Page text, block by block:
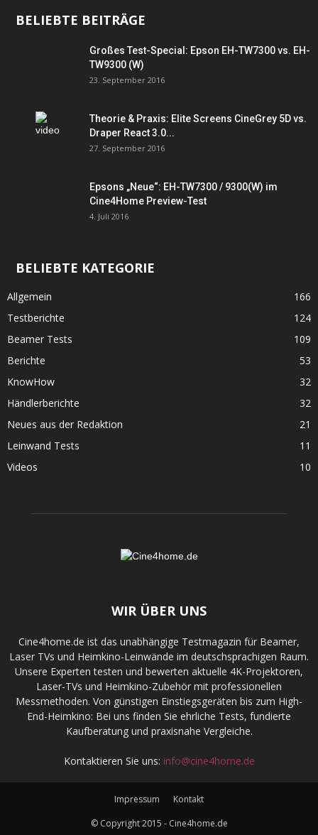
BELIEBTE BEITRÄGE
Großes Test-Special: Epson EH-TW7300 vs. EH-
TW9300 (W)
23. September 2016
Theorie & Praxis: Elite Screens CineGrey 5D vs.
Draper React 3.0...
27. September 2016
Epsons „Neue“: EH-TW7300 / 9300(W) im
Cine4Home Preview-Test
4. Juli 2016
BELIEBTE KATEGORIE
Allgemein
166
Testberichte
124
Beamer Tests
109
Berichte
53
KnowHow
32
Händlerberichte
32
Neues aus der Redaktion
21
Leinwand Tests
11
Videos
10
WIR ÜBER UNS
Cine4home.de ist das unabhängige Testmagazin für Beamer,
Laser TVs und Heimkino-Leinwände im deutschsprachigen Raum.
Unsere Experten testen und bewerten aktuelle 4K-Projektoren,
Laser-TVs und Heimkino-Zubehör mit professionellen
Messmethoden. Von günstigen Einstiegsgeräten bis zum High-
End-Heimkino: Bei uns finden Sie ehrliche Tests, fundierte
Kaufberatung und praxisnahe Vergleiche.
Kontaktieren Sie uns: info@cine4home.de
Impressum
Kontakt
© Copyright 2015 - Cine4home.de